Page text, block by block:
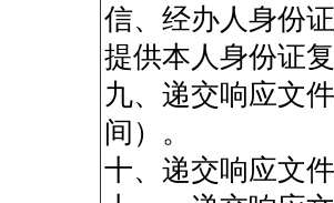
信、经办人身份
提供本人身份证
九、递交响应文
间）。
十、递交响应文